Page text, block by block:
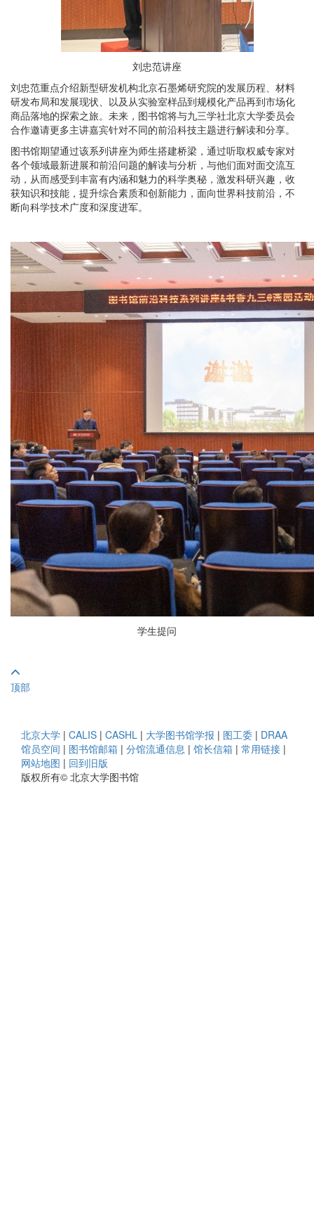
刘忠范讲座
刘忠范重点介绍新型研发机构北京石墨烯研究院的发展历程、材料
研发布局和发展现状、以及从实验室样品到规模化产品再到市场化
商品落地的探索之旅。未来，图书馆将与九三学社北京大学委员会
合作邀请更多主讲嘉宾针对不同的前沿科技主题进行解读和分享。
图书馆期望通过该系列讲座为师生搭建桥梁，通过听取权威专家对
各个领域最新进展和前沿问题的解读与分析，与他们面对面交流互
动，从而感受到丰富有内涵和魅力的科学奥秘，激发科研兴趣，收
获知识和技能，提升综合素质和创新能力，面向世界科技前沿，不
断向科学技术广度和深度进军。
学生提问
顶部
北京大学 | CALIS | CASHL | 大学图书馆学报 | 图工委 | DRAA
馆员空间 | 图书馆邮箱 | 分馆流通信息 | 馆长信箱 | 常用链接 |
网站地图 | 回到旧版
版权所有© 北京大学图书馆